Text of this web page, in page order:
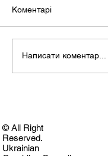
Коментарі
Написати коментар...
© All Right
Reserved.
Ukrainian